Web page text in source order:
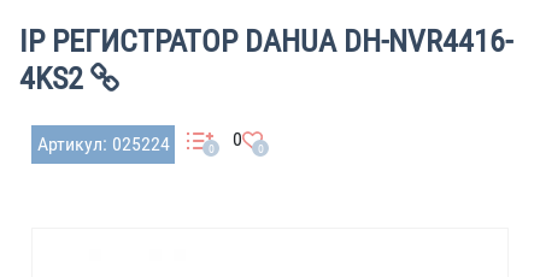
IP РЕГИСТРАТОР DAHUA DH-NVR4416-
4KS2
Артикул: 025224 0 0 0